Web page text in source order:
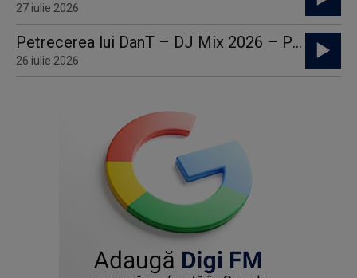
27 iulie 2026
Petrecerea lui DanT – DJ Mix 2026 – Part 20
26 iulie 2026